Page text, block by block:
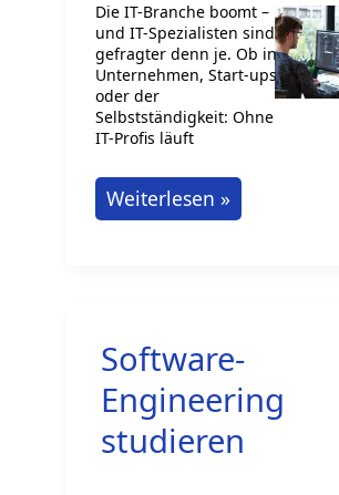
Die IT-Branche boomt –
und IT-Spezialisten sind
gefragter denn je. Ob in
Unternehmen, Start-ups
oder der
Selbstständigkeit: Ohne
IT-Profis läuft
IT-
Spezialist:
die
Zukunft
Technologie
Weiterlesen »
Software-
Engineering
studieren